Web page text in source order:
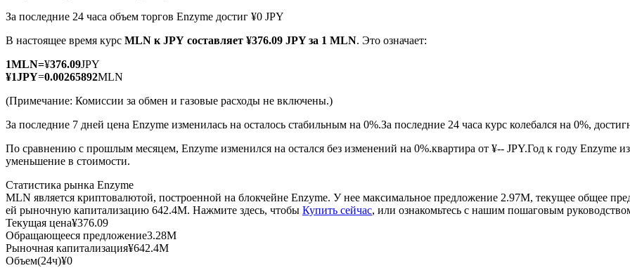
Фьючерсы на COIN-M
Криптовалютные фьючерсы
USDC фьючерсы
За последние 24 часа объем торгов Enzyme достиг ¥0 JPY
В настоящее время курс MLN к JPY составляет ¥376.09 JPY за 1 MLN. Это означает:
1MLN=¥376.09JPY
¥1JPY=0.00265892MLN
(Примечание: Комиссии за обмен и газовые расходы не включены.)
За последние 7 дней цена Enzyme изменилась на осталось стабильным на 0%.За последние 24 часа курс колебался на 0%,
По сравнению с прошлым месяцем, Enzyme изменился на остался без изменений на 0%.квартира от ¥-- JPY.Год к году Enzyme
уменьшение в стоимости.
Статистика рынка Enzyme
MLN является криптовалютой, построенной на блокчейне Enzyme. У нее максимальное предложение 2.97M, текущее общее
ей рыночную капитализацию 642.4M. Нажмите здесь, чтобы Купить сейчас, или ознакомьтесь с нашим пошаговым
Текущая цена¥376.09
Обращающееся предложение3.28M
Рыночная капитализация¥642.4M
Объем(24ч)¥0